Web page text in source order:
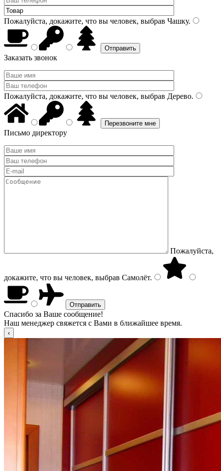
Пожалуйста, докажите, что вы человек, выбрав Чашку.
Заказать звонок
Пожалуйста, докажите, что вы человек, выбрав Дерево.
Письмо директору
Пожалуйста,
докажите, что вы человек, выбрав Самолёт.
Спасибо за Ваше сообщение!
Наш менеджер свяжется с Вами в ближайшее время.